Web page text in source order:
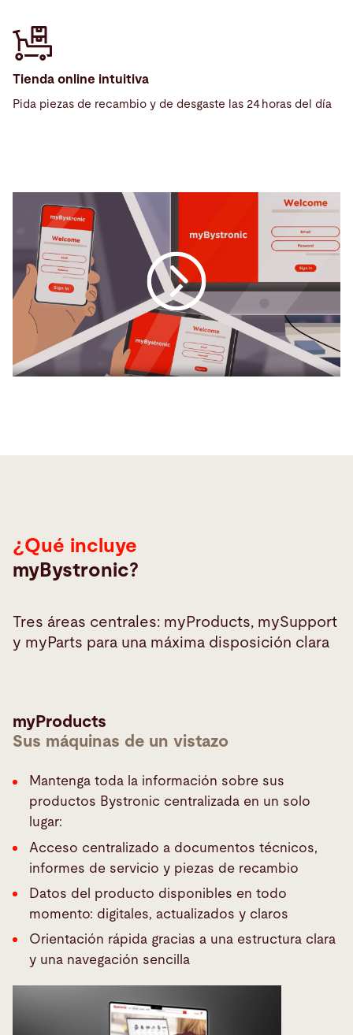
Tienda online intuitiva
Pida piezas de recambio y de desgaste las 24 horas del día
¿Qué incluye
myBystronic?
Tres áreas centrales: myProducts, mySupport
y myParts para una máxima disposición clara
myProducts
Sus máquinas de un vistazo
Mantenga toda la información sobre sus
productos Bystronic centralizada en un solo
lugar:
Acceso centralizado a documentos técnicos,
informes de servicio y piezas de recambio
Datos del producto disponibles en todo
momento: digitales, actualizados y claros
Orientación rápida gracias a una estructura clara
y una navegación sencilla